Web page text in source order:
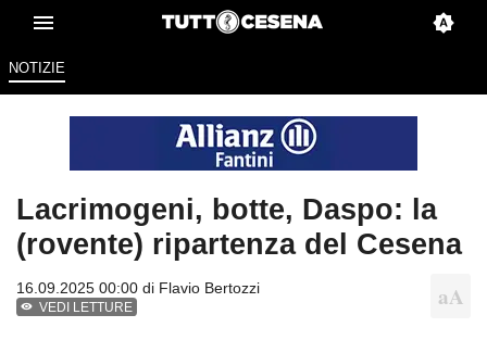
NOTIZIE
Lacrimogeni, botte, Daspo: la
(rovente) ripartenza del Cesena
16.09.2025 00:00 di Flavio Bertozzi
VEDI LETTURE